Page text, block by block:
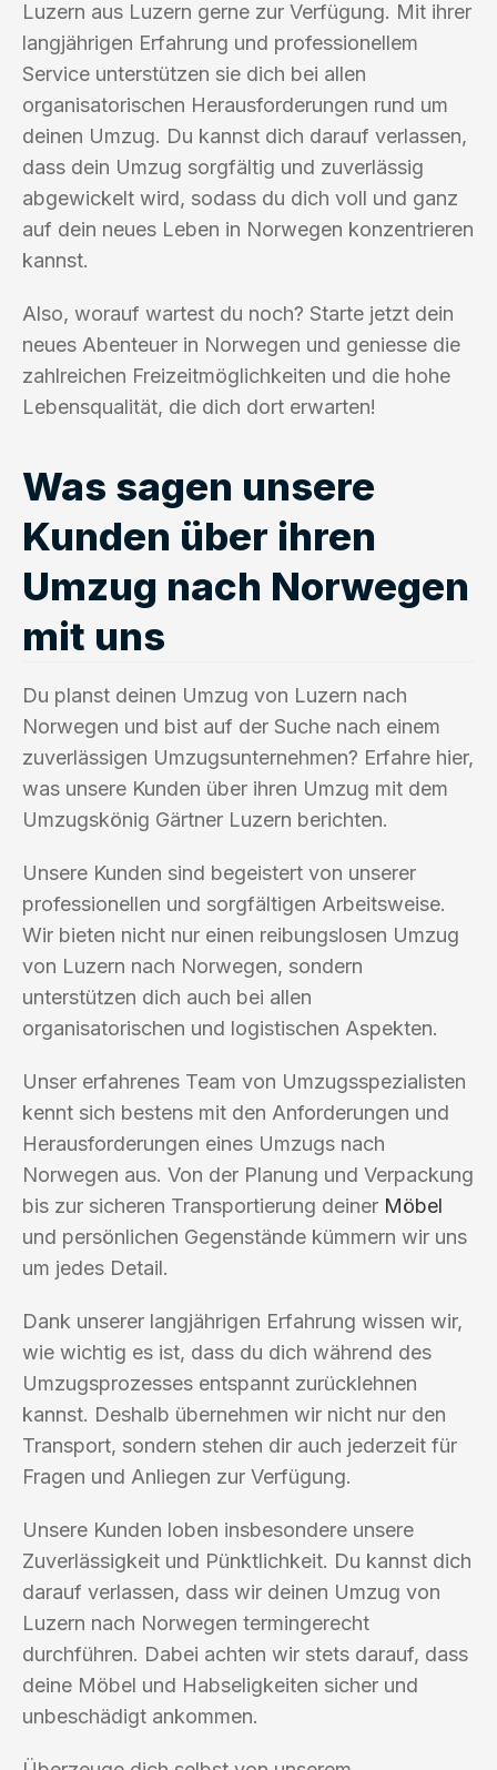
Luzern aus Luzern gerne zur Verfügung. Mit ihrer
langjährigen Erfahrung und professionellem
Service unterstützen sie dich bei allen
organisatorischen Herausforderungen rund um
deinen Umzug. Du kannst dich darauf verlassen,
dass dein Umzug sorgfältig und zuverlässig
abgewickelt wird, sodass du dich voll und ganz
auf dein neues Leben in Norwegen konzentrieren
kannst.
Also, worauf wartest du noch? Starte jetzt dein
neues Abenteuer in Norwegen und geniesse die
zahlreichen Freizeitmöglichkeiten und die hohe
Lebensqualität, die dich dort erwarten!
Was sagen unsere
Kunden über ihren
Umzug nach Norwegen
mit uns
Du planst deinen Umzug von Luzern nach
Norwegen und bist auf der Suche nach einem
zuverlässigen Umzugsunternehmen? Erfahre hier,
was unsere Kunden über ihren Umzug mit dem
Umzugskönig Gärtner Luzern berichten.
Unsere Kunden sind begeistert von unserer
professionellen und sorgfältigen Arbeitsweise.
Wir bieten nicht nur einen reibungslosen Umzug
von Luzern nach Norwegen, sondern
unterstützen dich auch bei allen
organisatorischen und logistischen Aspekten.
Unser erfahrenes Team von Umzugsspezialisten
kennt sich bestens mit den Anforderungen und
Herausforderungen eines Umzugs nach
Norwegen aus. Von der Planung und Verpackung
bis zur sicheren Transportierung deiner Möbel
und persönlichen Gegenstände kümmern wir uns
um jedes Detail.
Dank unserer langjährigen Erfahrung wissen wir,
wie wichtig es ist, dass du dich während des
Umzugsprozesses entspannt zurücklehnen
kannst. Deshalb übernehmen wir nicht nur den
Transport, sondern stehen dir auch jederzeit für
Fragen und Anliegen zur Verfügung.
Unsere Kunden loben insbesondere unsere
Zuverlässigkeit und Pünktlichkeit. Du kannst dich
darauf verlassen, dass wir deinen Umzug von
Luzern nach Norwegen termingerecht
durchführen. Dabei achten wir stets darauf, dass
deine Möbel und Habseligkeiten sicher und
unbeschädigt ankommen.